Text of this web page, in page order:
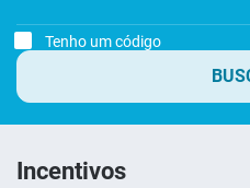
Tenho um código
Incentivos